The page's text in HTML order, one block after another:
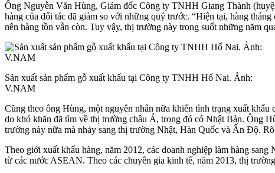
Ông Nguyễn Văn Hùng, Giám đốc Công ty TNHH Giang Thành
hàng của đối tác đã giảm so với những quý trước. “Hiện tại, hàng
nên hàng tồn vẫn còn. Tuy vậy, thị trường này trong suốt những năm
Sản xuất sản phẩm gỗ xuất khẩu tại Công ty TNHH Hố Nai. Ảnh:
V.NAM
Cũng theo ông Hùng, một nguyên nhân nữa khiến tình trạng xuất
do khó khăn đã tìm về thị trường châu Á, trong đó có Nhật Bản. Ông
trường này nữa mà nhảy sang thị trường Nhật, Hàn Quốc và Ấn Độ.
Theo giới xuất khẩu hàng, năm 2012, các doanh nghiệp làm hàng
từ các nước ASEAN. Theo các chuyên gia kinh tế, năm 2013, thị